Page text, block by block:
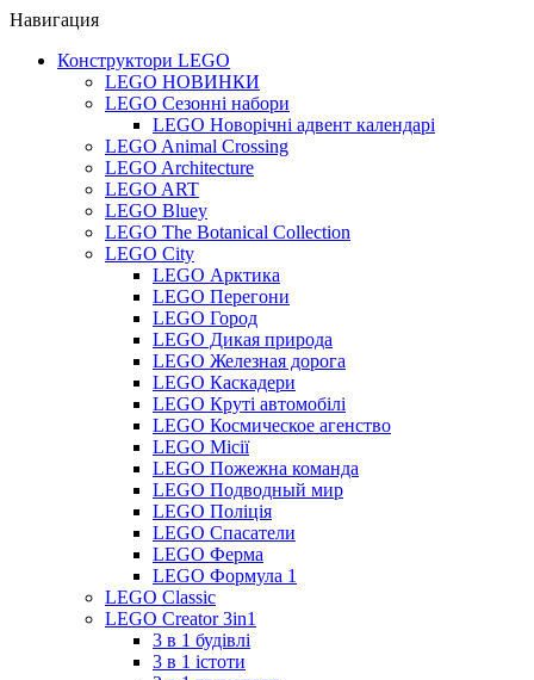
Навигация
Конструктори LEGO
LEGO НОВИНКИ
LEGO Сезонні набори
LEGO Новорічні адвент календарі
LEGO Animal Crossing
LEGO Architecture
LEGO ART
LEGO Bluey
LEGO The Botanical Collection
LEGO City
LEGO Арктика
LEGO Перегони
LEGO Город
LEGO Дикая природа
LEGO Железная дорога
LEGO Каскадери
LEGO Круті автомобілі
LEGO Космическое агенство
LEGO Місії
LEGO Пожежна команда
LEGO Подводный мир
LEGO Поліція
LEGO Спасатели
LEGO Ферма
LEGO Формула 1
LEGO Classic
LEGO Creator 3in1
3 в 1 будівлі
3 в 1 істоти